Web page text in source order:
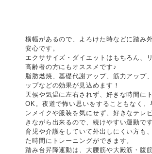
横幅があるので、よろけた時などに踏み
安心です。
エクササイズ・ダイエットはもちろん、
高齢者の方にもオススメです♪
脂肪燃焼、基礎代謝アップ、筋力アップ
ップなどの効果が見込めます！
天候や気温に左右されず、好きな時間に
OK。夜道で怖い思いをすることもなく、
ンメイクや服装を気にせず、好きなテレ
きながら出来るので、続けやすい運動です
育児や介護をしていて外出しにくい方も
た時間にトレーニングができます。
踏み台昇降運動は、大腰筋や大殿筋・腹